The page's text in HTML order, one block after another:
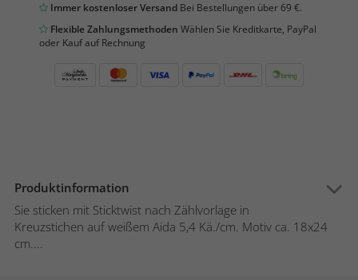
Immer kostenloser Versand Bei Bestellungen über 69 €.
Flexible Zahlungsmethoden Wählen Sie Kreditkarte, PayPal
oder Kauf auf Rechnung
Produktinformation
Sie sticken mit Sticktwist nach Zählvorlage in
Kreuzstichen auf weißem Aida 5,4 Kä./cm. Motiv ca. 18x24
cm....